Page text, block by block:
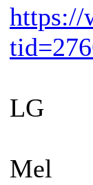
https://
LG
Mel